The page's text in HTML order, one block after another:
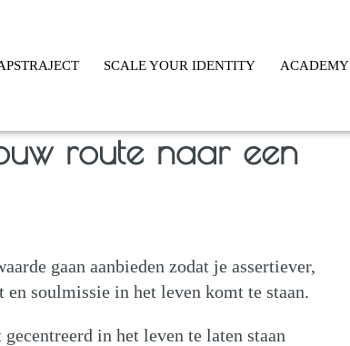
SCALE YOUR IDENTITY ACADEMY
route naar een
gaan aanbieden zodat je assertiever,
soulmissie in het leven komt te staan.
in het leven te laten staan